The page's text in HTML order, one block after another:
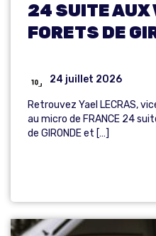
24 SUITE AUX
FORETS DE
24 juillet 2026
Retrouvez Yael LECRAS,
au micro de FRANCE 24
de GIRONDE et […]